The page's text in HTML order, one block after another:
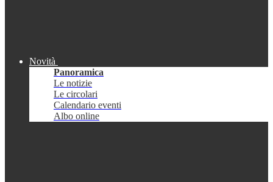
Novità
Panoramica
Le notizie
Le circolari
Calendario eventi
Albo online